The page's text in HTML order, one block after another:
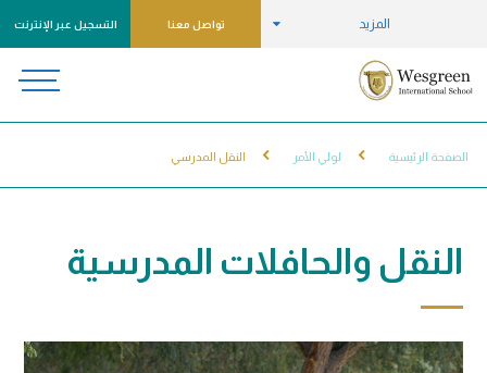
المزيد تواصل معنا التسجيل عبر الإنترنت
الصفحة الرئيسية لولي الأمر النقل المدرسي
النقل والحافلات المدرسية